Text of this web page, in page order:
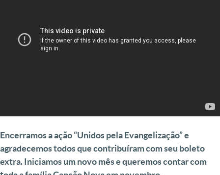
Encerramos a ação “Unidos pela Evangelização” e
agradecemos todos que contribuíram com seu boleto
extra. Iniciamos um novo mês e queremos contar com